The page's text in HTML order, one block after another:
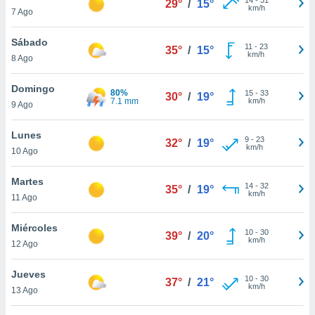
más
nuestra
y
de
disponible
cookies
aceptar
7 Ago
29° / 15°
km/h
Sábado
8 Ago
35° / 15° 11 - 23
km/h
Domingo
9 Ago
80%
7.1 mm
30° / 19° 15- 33
km/h
Lunes
10 Ago
32° / 19° 9- 23
km/h
Martes
11 Ago
35° / 19° 14- 32
km/h
Miércoles
12 Ago
39° / 20° 10- 30
km/h
Jueves
13 Ago
37° / 21° 10- 30
km/h